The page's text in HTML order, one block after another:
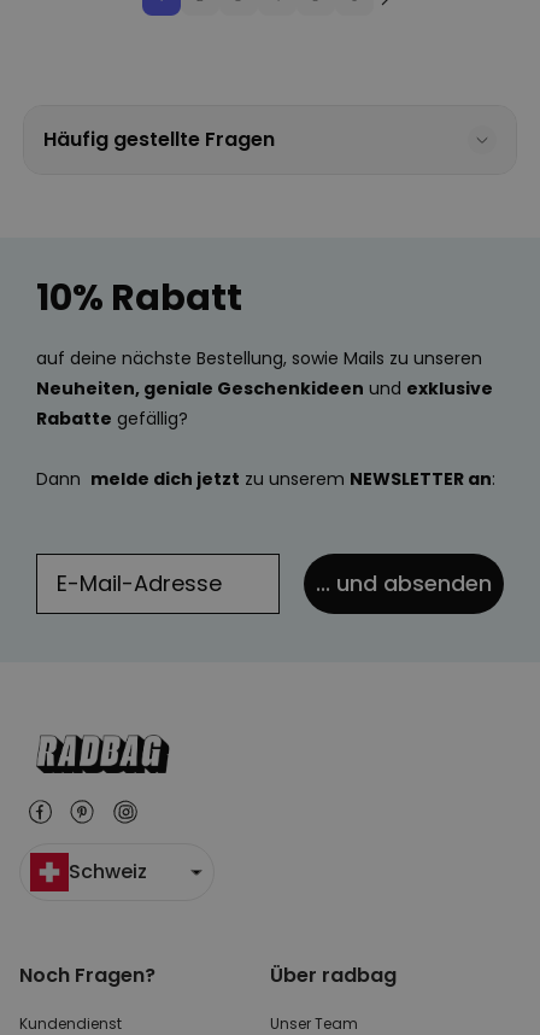
Häufig gestellte Fragen
10% Rabatt
auf deine nächste Bestellung, sowie Mails zu unseren
Neuheiten, geniale Geschenkideen und exklusive
Rabatte gefällig?
Dann melde dich jetzt zu unserem NEWSLETTER an:
... und absenden
Schweiz
Noch Fragen?
Kundendienst
Über radbag
Unser Team